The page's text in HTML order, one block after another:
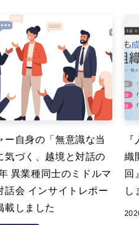
ー自身の「無意識な当
気づく、越境と対話の
異業種同士のミドルマ
話会 インサイトレポー
載しました
織
回
し